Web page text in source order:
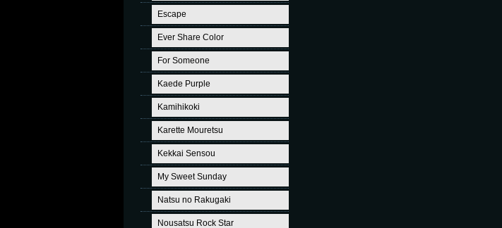
Escape
Ever Share Color
For Someone
Kaede Purple
Kamihikoki
Karette Mouretsu
Kekkai Sensou
My Sweet Sunday
Natsu no Rakugaki
Nousatsu Rock Star